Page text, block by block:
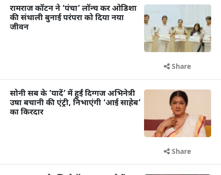
रामराज कॉटन ने ‘पंचा’ लॉन्च कर ओडिशा
की संथाली बुनाई परंपरा को दिया नया
जीवन
Share
सोनी सब के ‘यादें’ में हुईं दिग्गज अभिनेत्री
उषा बचानी की एंट्री, निभाएंगी ‘आई साहेब’
का किरदार
Share